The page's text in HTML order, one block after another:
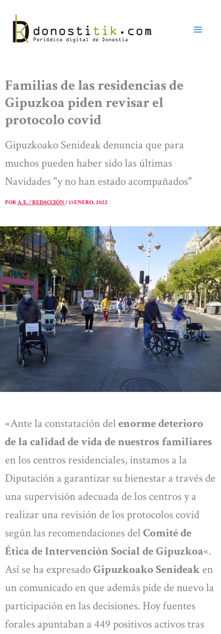
contenido
Familias de las residencias de
Gipuzkoa piden revisar el
protocolo covid
Gipuzkoako Senideak denuncia que para
muchos pueden haber sido las últimas
Navidades "y no han estado acompañados"
PORA. E. / REDACCIÓN/13 ENERO, 2022
«Ante la constatación del enorme deterioro
de la calidad de vida de nuestros familiares
en los centros residenciales, instamos a la
Diputación a garantizar su bienestar a través de
una supervisión adecuada de los centros y a
realizar una revisión de los protocolos covid
según las recomendaciones del Comité de
Ética de Intervención Social de Gipuzkoa«.
Así se ha expresadoGipuzkoako Senideak en
un comunicado en que además pide de nuevo la
participación en las decisiones. Hoy fuentes
forales apuntaban a 449 positivos activos tras